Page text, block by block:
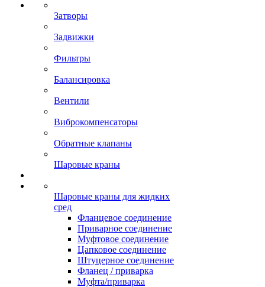
Затворы
Задвижки
Фильтры
Балансировка
Вентили
Виброкомпенсаторы
Обратные клапаны
Шаровые краны
Шаровые краны для жидких
сред
Фланцевое соединение
Приварное соединение
Муфтовое соединение
Цапковое соединение
Штуцерное соединение
Фланец / приварка
Муфта/приварка